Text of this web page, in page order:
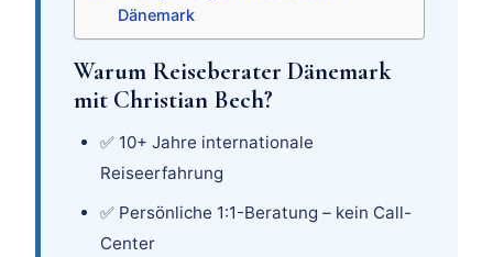
Dänemark
Warum Reiseberater Dänemark
mit Christian Bech?
✅ 10+ Jahre internationale
Reiseerfahrung
✅ Persönliche 1:1-Beratung – kein Call-
Center